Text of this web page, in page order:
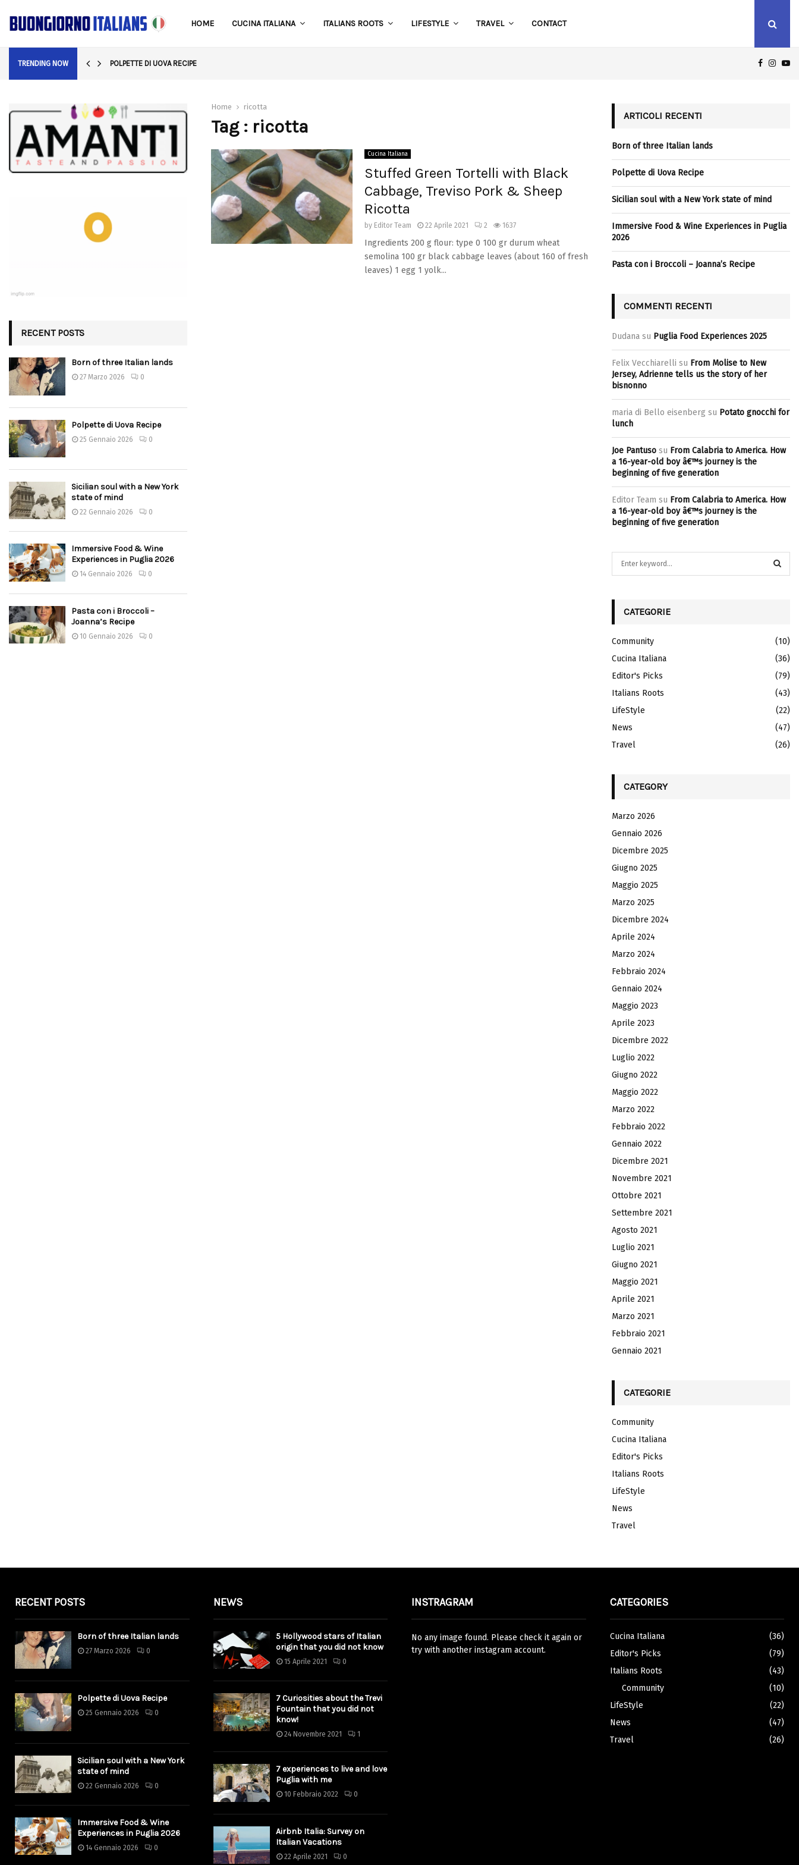
HOME CUCINA ITALIANA ITALIANS ROOTS LIFESTYLE TRAVEL CONTACT
TRENDING NOW POLPETTE DI UOVA RECIPE
Home ricotta
Tag : ricotta
Cucina Italiana
Stuffed Green Tortelli with Black
Cabbage, Treviso Pork & Sheep
Ricotta
by Editor Team 22 Aprile 2021 2 1637
Ingredients 200 g flour: type 0 100 gr durum wheat
semolina 100 gr black cabbage leaves (about 160 of fresh
leaves) 1 egg 1 yolk...
RECENT POSTS
Born of three Italian lands
27 Marzo 2026 0
Polpette di Uova Recipe
25 Gennaio 2026 0
Sicilian soul with a New York
state of mind
22 Gennaio 2026 0
Immersive Food & Wine
Experiences in Puglia 2026
14 Gennaio 2026 0
Pasta con i Broccoli –
Joanna’s Recipe
10 Gennaio 2026 0
ARTICOLI RECENTI
Born of three Italian lands
Polpette di Uova Recipe
Sicilian soul with a New York state of mind
Immersive Food & Wine Experiences in Puglia
2026
Pasta con i Broccoli – Joanna’s Recipe
COMMENTI RECENTI
Dudana su Puglia Food Experiences 2025
Felix Vecchiarelli su From Molise to New
Jersey, Adrienne tells us the story of her
bisnonno
maria di Bello eisenberg su Potato gnocchi for
lunch
Joe Pantuso su From Calabria to America. How
a 16-year-old boy â€™s journey is the
beginning of five generation
Editor Team su From Calabria to America. How
a 16-year-old boy â€™s journey is the
beginning of five generation
o
r
:
A
R
C
H
CATEGORIE
Community
(10)
Cucina Italiana
(36)
Editor's Picks
(79)
Italians Roots
(43)
LifeStyle
(22)
News
(47)
Travel
(26)
CATEGORY
Marzo 2026
Gennaio 2026
Dicembre 2025
Giugno 2025
Maggio 2025
Marzo 2025
Dicembre 2024
Aprile 2024
Marzo 2024
Febbraio 2024
Gennaio 2024
Maggio 2023
Aprile 2023
Dicembre 2022
Luglio 2022
Giugno 2022
Maggio 2022
Marzo 2022
Febbraio 2022
Gennaio 2022
Dicembre 2021
Novembre 2021
Ottobre 2021
Settembre 2021
Agosto 2021
Luglio 2021
Giugno 2021
Maggio 2021
Aprile 2021
Marzo 2021
Febbraio 2021
Gennaio 2021
CATEGORIE
Community
Cucina Italiana
Editor's Picks
Italians Roots
LifeStyle
News
Travel
RECENT POSTS
Born of three Italian lands
27 Marzo 2026 0
Polpette di Uova Recipe
25 Gennaio 2026 0
Sicilian soul with a New York
state of mind
22 Gennaio 2026 0
Immersive Food & Wine
Experiences in Puglia 2026
14 Gennaio 2026 0
NEWS
5 Hollywood stars of Italian
origin that you did not know
15 Aprile 2021 0
7 Curiosities about the Trevi
Fountain that you did not
know!
24 Novembre 2021 1
7 experiences to live and love
Puglia with me
10 Febbraio 2022 0
Airbnb Italia: Survey on
Italian Vacations
22 Aprile 2021 0
INSTRAGRAM
No any image found. Please check it again or
try with another instagram account.
CATEGORIES
Cucina Italiana
(36)
Editor's Picks
(79)
Italians Roots
(43)
Community
(10)
LifeStyle
(22)
News
(47)
Travel
(26)